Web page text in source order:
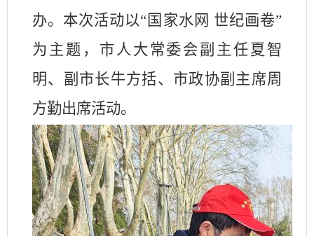
办。本次活动以“国家水网 世纪画卷”
为主题，市人大常委会副主任夏智
明、副市长牛方括、市政协副主席周
方勤出席活动。